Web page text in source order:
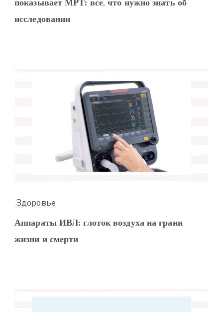
показывает МРТ: все, что нужно знать об
исследовании
Здоровье
Аппараты ИВЛ: глоток воздуха на грани
жизни и смерти